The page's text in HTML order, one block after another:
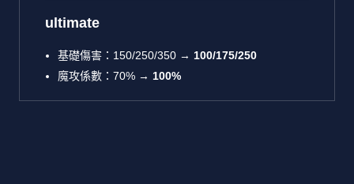
ultimate
基礎傷害：150/250/350 → 100/175/250
魔攻係數：70% → 100%